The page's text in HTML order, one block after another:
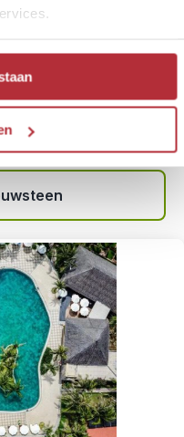
en Ong Lang